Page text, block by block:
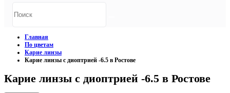
Главная
По цветам
Карие линзы
Карие линзы с диоптрией -6.5 в Ростове
Карие линзы с диоптрией -6.5 в Ростове